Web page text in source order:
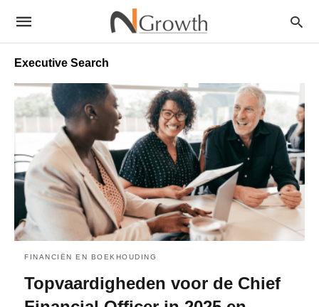
Executive Search
FINANCIËN EN BOEKHOUDING
Topvaardigheden voor de Chief